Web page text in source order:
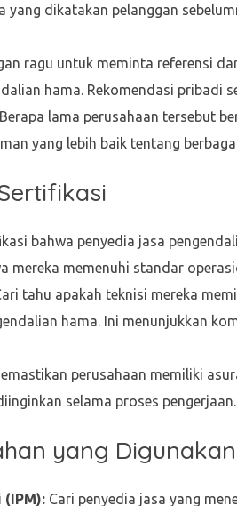
yang dikatakan pelanggan
ragu untuk meminta referensi
hama. Rekomendasi pribadi
lama perusahaan tersebut
yang lebih baik tentang
bahwa penyedia jasa
mereka memenuhi standar
tahu apakah teknisi mereka
hama. Ini menunjukkan
perusahaan memiliki
selama proses pengerjaan.
yang Digunakan
Cari penyedia jasa yang